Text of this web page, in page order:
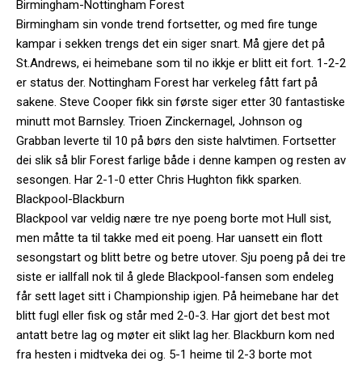
Birmingham-Nottingham Forest
Birmingham sin vonde trend fortsetter, og med fire tunge
kampar i sekken trengs det ein siger snart. Må gjere det på
St.Andrews, ei heimebane som til no ikkje er blitt eit fort. 1-2-2
er status der. Nottingham Forest har verkeleg fått fart på
sakene. Steve Cooper fikk sin første siger etter 30 fantastiske
minutt mot Barnsley. Trioen Zinckernagel, Johnson og
Grabban leverte til 10 på børs den siste halvtimen. Fortsetter
dei slik så blir Forest farlige både i denne kampen og resten av
sesongen. Har 2-1-0 etter Chris Hughton fikk sparken.
Blackpool-Blackburn
Blackpool var veldig nære tre nye poeng borte mot Hull sist,
men måtte ta til takke med eit poeng. Har uansett ein flott
sesongstart og blitt betre og betre utover. Sju poeng på dei tre
siste er iallfall nok til å glede Blackpool-fansen som endeleg
får sett laget sitt i Championship igjen. På heimebane har det
blitt fugl eller fisk og står med 2-0-3. Har gjort det best mot
antatt betre lag og møter eit slikt lag her. Blackburn kom ned
fra hesten i midtveka dei og. 5-1 heime til 2-3 borte mot